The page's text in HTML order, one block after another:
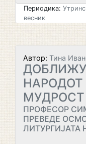
Периодика:
весник
Автор: Тина
НАРОДОТ
ПРОФЕСОР
ПРЕВЕДЕ
ЛИТУРГИЈАТА